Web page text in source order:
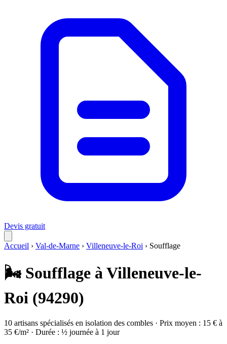
Devis gratuit
Accueil › Val-de-Marne › Villeneuve-le-Roi › Soufflage
🌬️ Soufflage à Villeneuve-le-
Roi (94290)
10 artisans spécialisés en isolation des combles · Prix moyen : 15 € à
35 €/m² · Durée : ½ journée à 1 jour